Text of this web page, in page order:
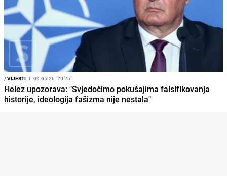
/VIJESTI I 09.05.26. 20:25
Helez upozorava: "Svjedočimo pokušajima falsifikovanja
historije, ideologija fašizma nije nestala"